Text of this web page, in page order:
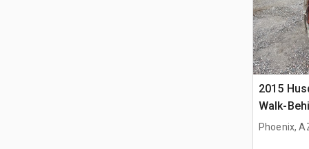
2015
Walk-
Phoenix,